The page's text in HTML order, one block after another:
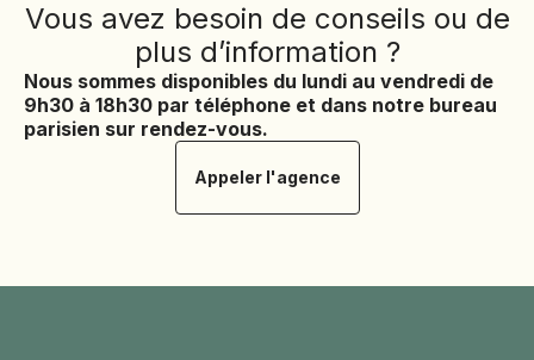
Vous avez besoin de conseils ou de
plus d’information ?
Nous sommes disponibles du lundi au vendredi de
9h30 à 18h30 par téléphone et dans notre bureau
parisien sur rendez-vous.
Appeler l'agence